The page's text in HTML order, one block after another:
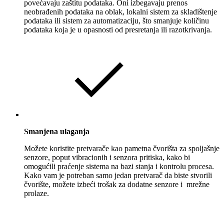
povećavaju zaštitu podataka. Oni izbegavaju prenos
neobrađenih podataka na oblak, lokalni sistem za skladištenje
podataka ili sistem za automatizaciju, što smanjuje količinu
podataka koja je u opasnosti od presretanja ili razotkrivanja.
Smanjena ulaganja
Možete koristite pretvarače kao pametna čvorišta za spoljašnje
senzore, poput vibracionih i senzora pritiska, kako bi
omogućili praćenje sistema na bazi stanja i kontrolu procesa.
Kako vam je potreban samo jedan pretvarač da biste stvorili
čvorište, možete izbeći trošak za dodatne senzore i mrežne
prolaze.